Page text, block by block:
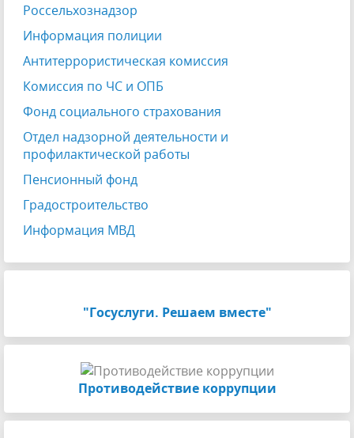
Россельхознадзор
Информация полиции
Антитеррористическая комиссия
Комиссия по ЧС и ОПБ
Фонд социального страхования
Отдел надзорной деятельности и
профилактической работы
Пенсионный фонд
Градостроительство
Информация МВД
"Госуслуги. Решаем вместе"
Противодействие коррупции